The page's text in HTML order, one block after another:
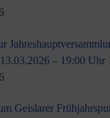
– 19:00 Uhr
Geislarer